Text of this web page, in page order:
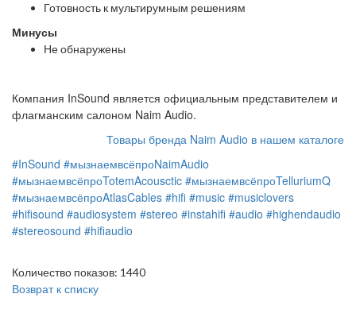
Готовность к мультирумным решениям
Минусы
Не обнаружены
Компания InSound является официальным представителем и
флагманским салоном Naim Audio.
Товары бренда Naim Audio в нашем каталоге
#InSound #мызнаемвсёпроNaimAudio
#мызнаемвсёпроTotemAcousctic #мызнаемвсёпроTelluriumQ
#мызнаемвсёпроAtlasCables #hifi #music #musiclovers
#hifisound #audiosystem #stereo #instahifi #audio #highendaudio
#stereosound #hifiaudio
Количество показов: 1440
Возврат к списку